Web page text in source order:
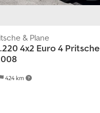
424 km
& Plane
4x2 Euro 4 Pritsche